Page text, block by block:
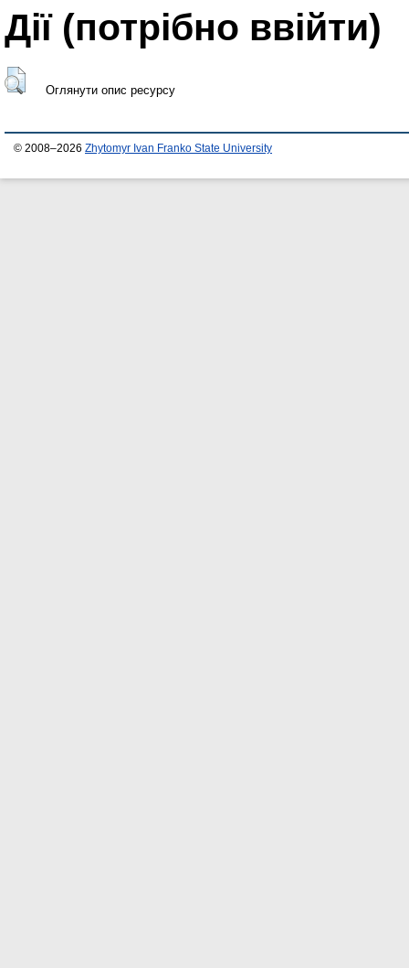
Дії ​​(потрібно ввійти)
Оглянути опис ресурсу
© 2008–2026 Zhytomyr Ivan Franko State University